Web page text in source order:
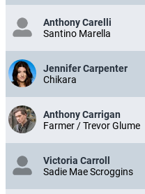
Anthony Carelli
Santino Marella
Jennifer Carpenter
Chikara
Anthony Carrigan
Farmer / Trevor Glume
Victoria Carroll
Sadie Mae Scroggins